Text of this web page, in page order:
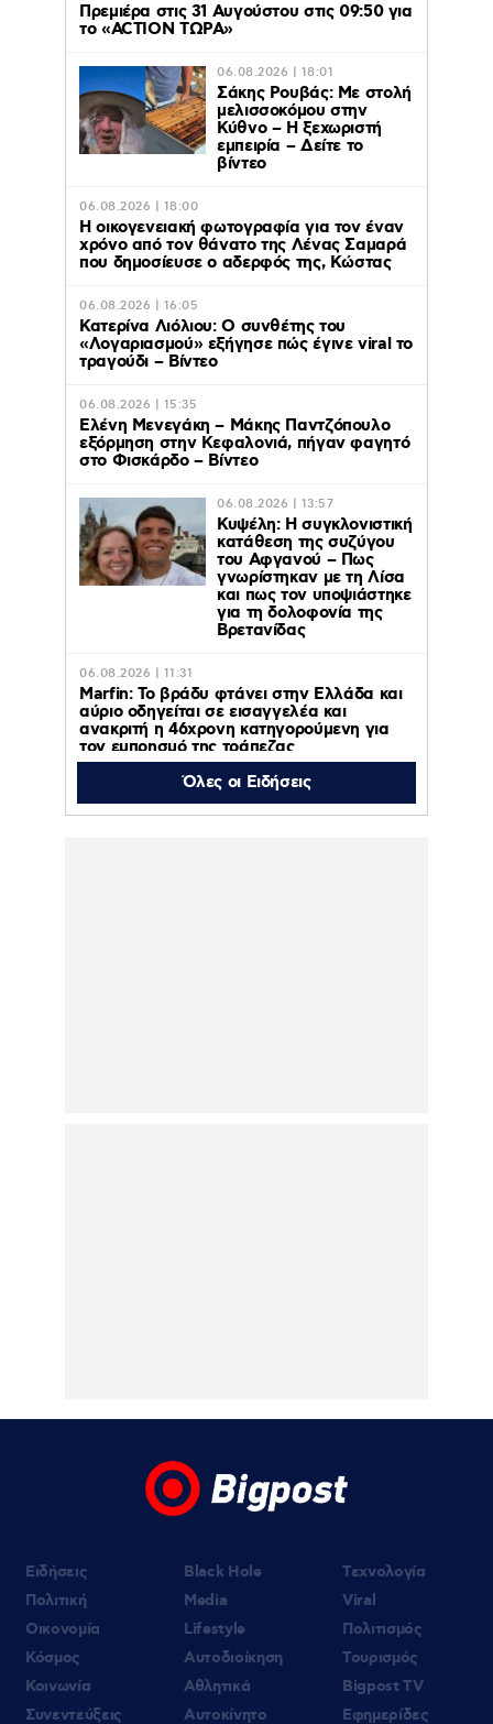
Πρεμιέρα στις 31 Αυγούστου στις 09:50 για
το «ACTION ΤΩΡΑ»
06.08.2026 | 18:01
Σάκης Ρουβάς: Με στολή
μελισσοκόμου στην
Κύθνο – Η ξεχωριστή
εμπειρία – Δείτε το
βίντεο
06.08.2026 | 18:00
Η οικογενειακή φωτογραφία για τον έναν
χρόνο από τον θάνατο της Λένας Σαμαρά
που δημοσίευσε ο αδερφός της, Κώστας
06.08.2026 | 16:05
Κατερίνα Λιόλιου: Ο συνθέτης του
«Λογαριασμού» εξήγησε πώς έγινε viral το
τραγούδι – Βίντεο
06.08.2026 | 15:35
Ελένη Μενεγάκη – Μάκης Παντζόπουλο
εξόρμηση στην Κεφαλονιά, πήγαν φαγητό
στο Φισκάρδο – Βίντεο
06.08.2026 | 13:57
Κυψέλη: Η συγκλονιστική
κατάθεση της συζύγου
του Αφγανού – Πως
γνωρίστηκαν με τη Λίσα
και πως τον υποψιάστηκε
για τη δολοφονία της
Βρετανίδας
06.08.2026 | 11:31
Marfin: Το βράδυ φτάνει στην Ελλάδα και
αύριο οδηγείται σε εισαγγελέα και
ανακριτή η 46χρονη κατηγορούμενη για
τον εμπρησμό της τράπεζας
06.08.2026 | 11:23
Γαρυφαλλιά Καληφώνη: Διακοπές με
Όλες οι Ειδήσεις
Ειδήσεις
Πολιτική
Οικονομία
Κόσμος
Κοινωνία
Συνεντεύξεις
Black Hole
Media
Lifestyle
Αυτοδιοίκηση
Αθλητικά
Αυτοκίνητο
Τεχνολογία
Viral
Πολιτισμός
Τουρισμός
Bigpost TV
Εφημερίδες